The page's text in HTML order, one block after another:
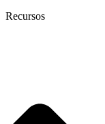
Recursos